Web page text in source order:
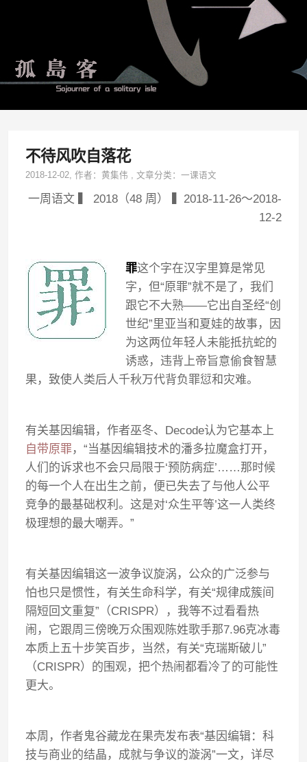
不待风吹自落花
2018-12-02, 作者：黄集伟 ,文章分类：一课语文
一周语文 ▍ 2018（48 周） ▍2018-11-26～2018-
12-2
罪这个字在汉字里算是常见
字，但“原罪”就不是了，我们
跟它不大熟——它出自圣经“创
世纪”里亚当和夏娃的故事，因
为这两位年轻人未能抵抗蛇的
诱惑，违背上帝旨意偷食智慧
果，致使人类后人千秋万代背负罪愆和灾难。
有关基因编辑，作者巫冬、Decode认为它基本上
自带原罪，“当基因编辑技术的潘多拉魔盒打开，
人们的诉求也不会只局限于‘预防病症’……那时候
的每一个人在出生之前，便已失去了与他人公平
竞争的最基础权利。这是对‘众生平等’这一人类终
极理想的最大嘲弄。”
有关基因编辑这一波争议旋涡，公众的广泛参与
怕也只是惯性，有关生命科学，有关“规律成簇间
隔短回文重复”（CRISPR），我等不过看看热
闹，它跟周三傍晚万众围观陈姓歌手那7.96克冰毒
本质上五十步笑百步，当然，有关“克瑞斯破儿”
（CRISPR）的围观，把个热闹都看冷了的可能性
更大。
本周，作者鬼谷藏龙在果壳发布表“基因编辑：科
技与商业的结晶，成就与争议的漩涡”一文，详尽